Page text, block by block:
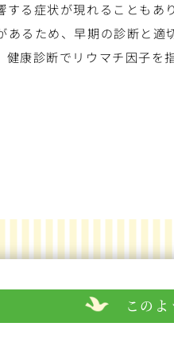
る症状が現れることもあ
るため、早期の診断と適
康診断でリウマチ因子を
この